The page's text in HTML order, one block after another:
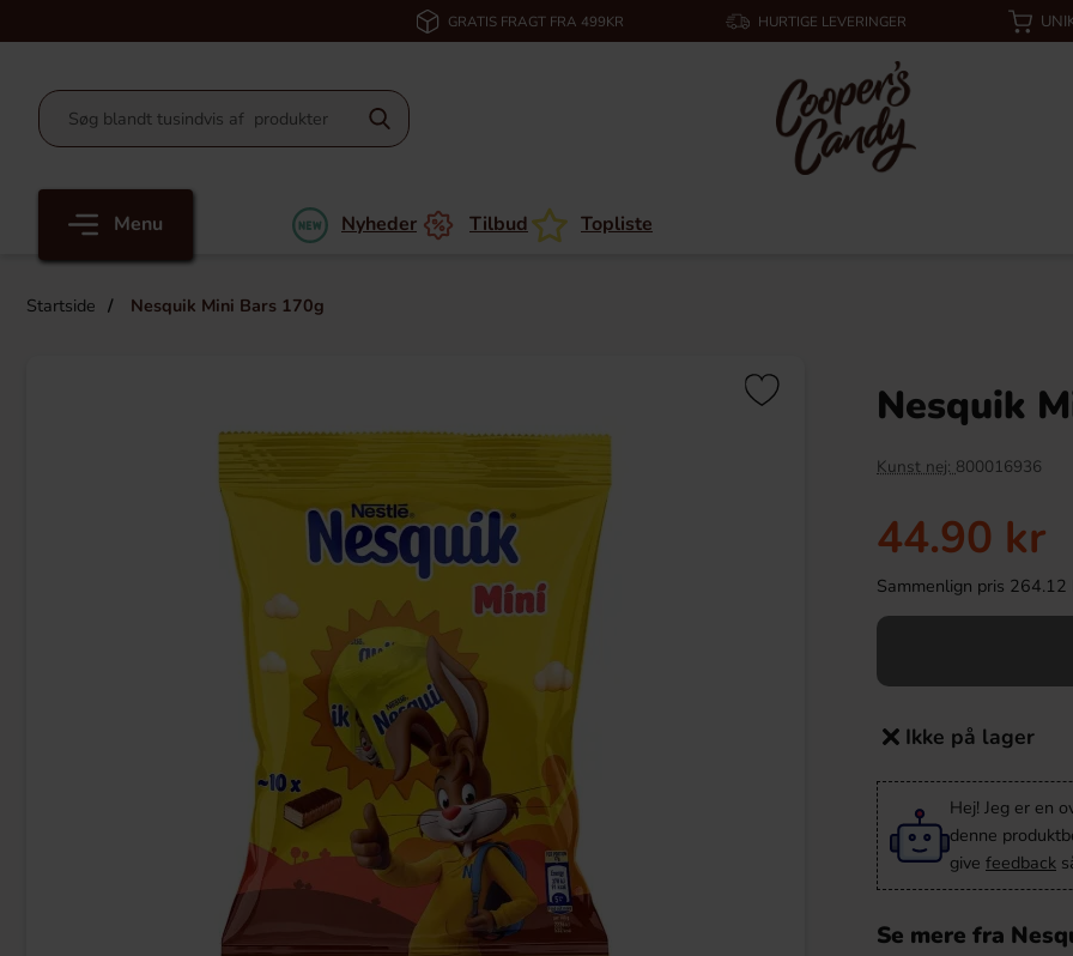
GRATIS FRAGT FRA 499KR HURTIGE LEVERINGER
Menu Nyheder Tilbud Topliste
Startside Nesquik Mini Bars 170g
Nesquik
Kunst nej: 800016936
44.90 kr
Sammenlign pris
Ikke på lager
Hej! Jeg er en
denne
give feedback
Se mere fra